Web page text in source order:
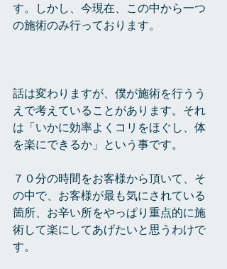
す。しかし、今現在、この中から一つ
の施術のみ行っております。
話は変わりますが、僕が施術を行うう
えで考えていることがあります。それ
は「いかに効率よくコリをほぐし、体
を楽にできるか」という事です。
７０分の時間をお客様から頂いて、そ
の中で、お客様が最も気にされている
箇所、お辛い所をやっぱり重点的に施
術して楽にしてあげたいと思うわけで
す。